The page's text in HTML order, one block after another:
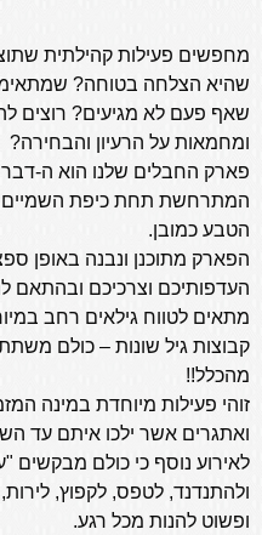
מחפשים פעילות קהילתית
שהיא הצלחה בטוחה?
שאף פעם לא מגיעים? רוצים
ומחמאות על הרעיון והבחירה?
פארק החבלים שלנו הוא ה-
המתרחשת תחת כיפת השמיים
הטבע כמובן.
הפארק מתוכנן ונבנה באופן
העדפותיכם וצרכיכם ובהתאם
מתאים לטווח גילאים רחב
קבוצות גיל שונות – כולם
מהכלל!!
זוהי פעילות מיוחדת במינה
ואתגרים אשר ילכו איתם עד
לאירוע נוסף כי כולם מבקשים
ולהתנדנד, לטפס, לקפוץ,
ופשוט להנות מכל רגע.